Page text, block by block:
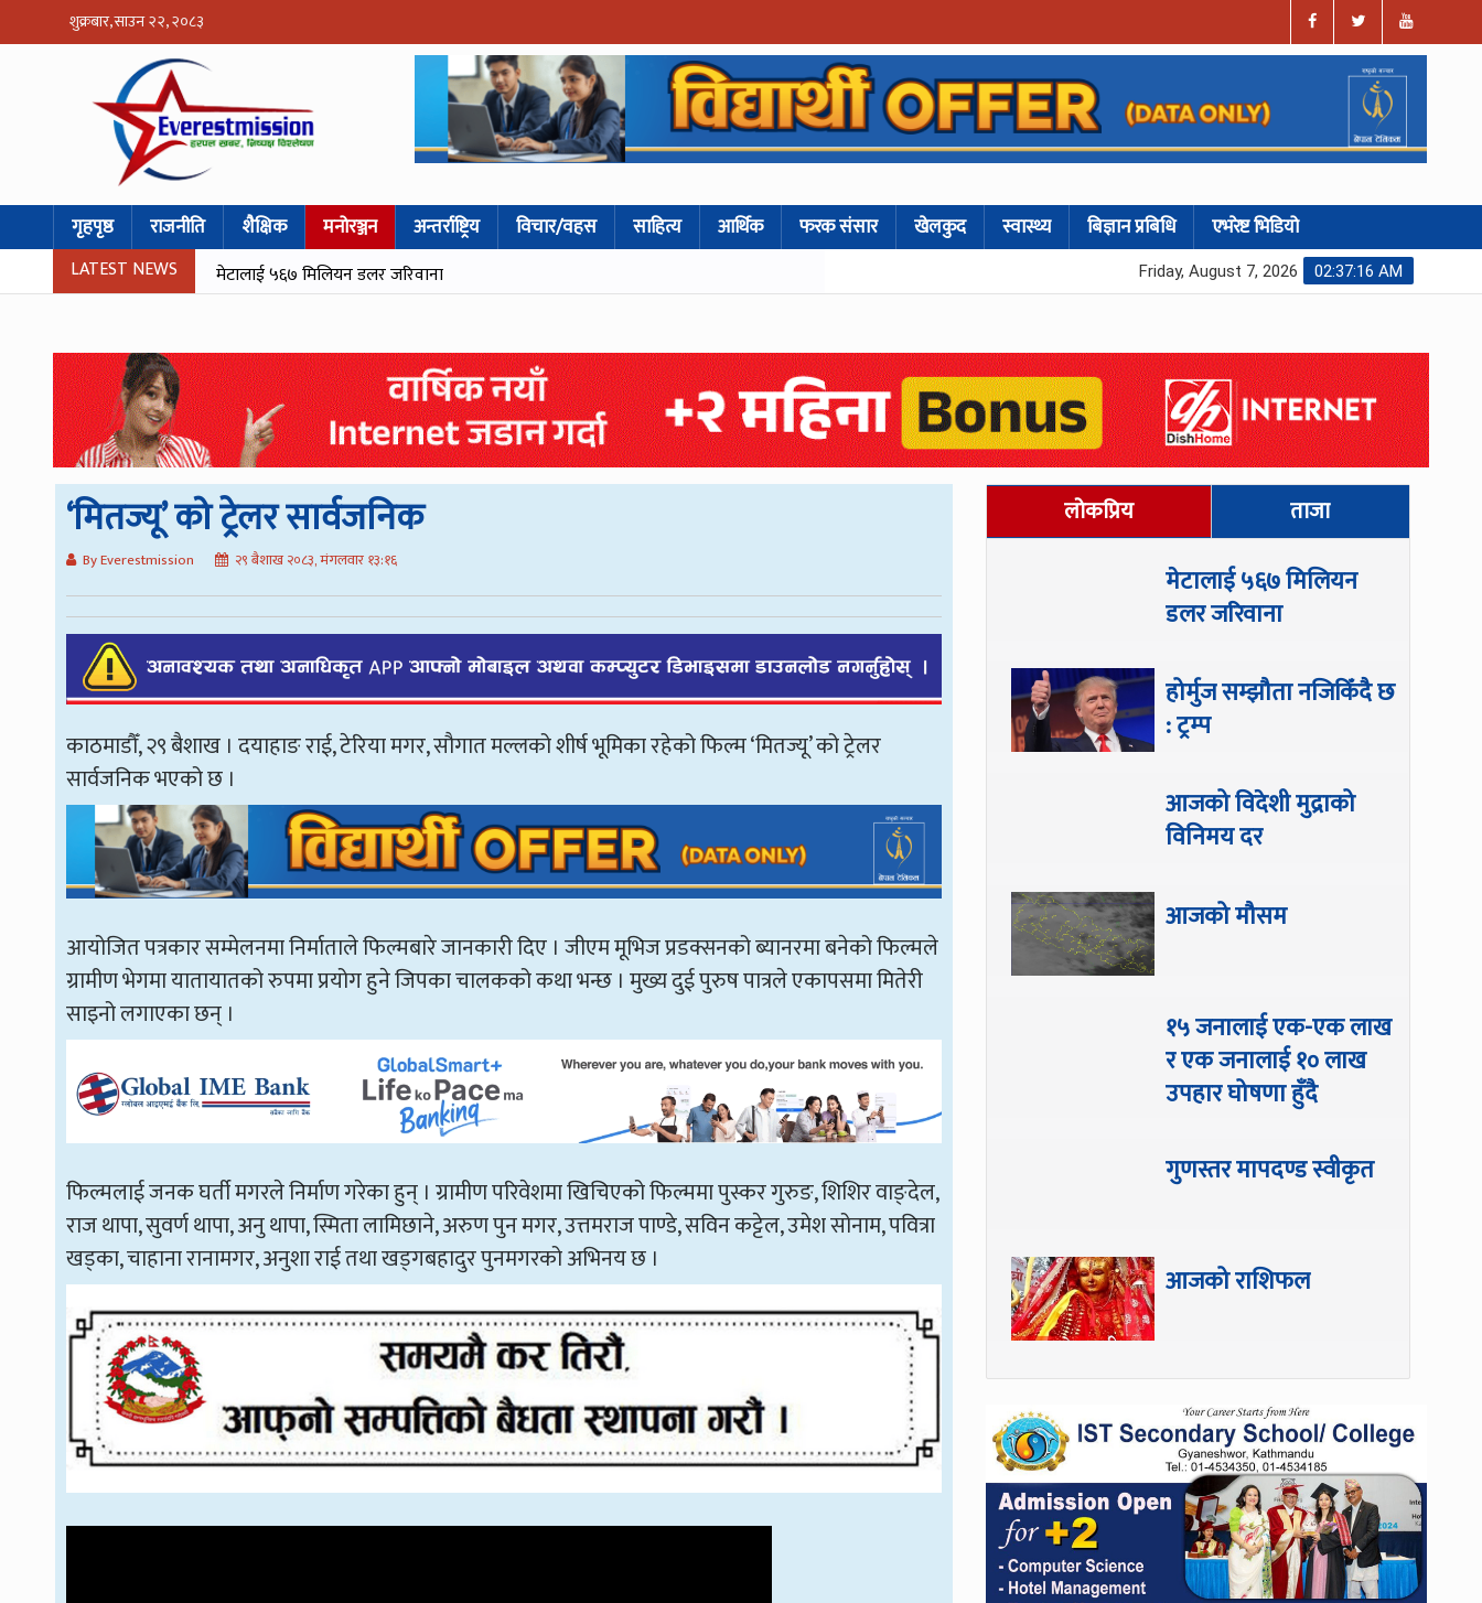
शुक्रबार, साउन २२, २०८३
गृहपृष्ठ राजनीति शैक्षिक मनोरञ्जन अन्तर्राष्ट्रिय विचार/वहस साहित्य आर्थिक फरक संसार खेलकुद स्वास्थ्य बिज्ञान प्रबिधि एभरेष्ट भिडियो
LATEST NEWS मेटालाई ५६७ मिलियन डलर जरिवाना 02:37:16 AM
Friday, August 7, 2026
‘मितज्यू’ को ट्रेलर सार्वजनिक
By Everestmission २९ बैशाख २०८३, मंगलवार १३:१६
काठमाडौँ, २९ बैशाख । दयाहाङ राई, टेरिया मगर, सौगात मल्लको शीर्ष भूमिका रहेको फिल्म ‘मितज्यू’ को ट्रेलर
सार्वजनिक भएको छ ।
आयोजित पत्रकार सम्मेलनमा निर्माताले फिल्मबारे जानकारी दिए । जीएम मूभिज प्रडक्सनको ब्यानरमा बनेको फिल्मले
ग्रामीण भेगमा यातायातको रुपमा प्रयोग हुने जिपका चालकको कथा भन्छ । मुख्य दुई पुरुष पात्रले एकापसमा मितेरी
साइनो लगाएका छन् ।
फिल्मलाई जनक घर्ती मगरले निर्माण गरेका हुन् । ग्रामीण परिवेशमा खिचिएको फिल्ममा पुस्कर गुरुङ, शिशिर वाङ्देल,
राज थापा, सुवर्ण थापा, अनु थापा, स्मिता लामिछाने, अरुण पुन मगर, उत्तमराज पाण्डे, सविन कट्टेल, उमेश सोनाम, पवित्रा
खड्का, चाहाना रानामगर, अनुशा राई तथा खड्गबहादुर पुनमगरको अभिनय छ ।
लोकप्रिय ताजा
मेटालाई ५६७ मिलियन
डलर जरिवाना
होर्मुज सम्झौता नजिकिँदै छ
: ट्रम्प
आजको विदेशी मुद्राको
विनिमय दर
आजको मौसम
१५ जनालाई एक-एक लाख
र एक जनालाई १० लाख
उपहार घोषणा हुँदै
गुणस्तर मापदण्ड स्वीकृत
आजको राशिफल